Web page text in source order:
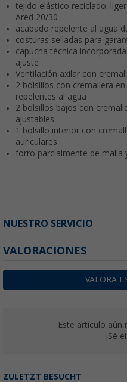
tejido elástico reciclado,
Ared 20/30
acabado repelente al agua
costuras selladas para
capucha técnica
ajuste
Ventilación axilar con
2 bolsillos con cremallera
repelentes al agua
2 bolsillos bajos con
ajustables
1 bolsillo interior con
auriculares
forro parcialmente de malla
NUESTRO SERVICIO
VALORACIONES
VALORA
Este artículo aún
¡Sé
ZULETZT BESUCHT